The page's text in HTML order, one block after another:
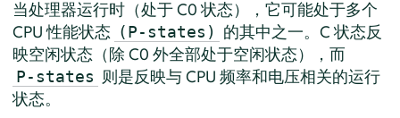
当处理器运行时（处于 C0 状态），它可能处于多个
CPU 性能状态 (P-states)
的其中之一。C 状态反
映空闲状态（除 C0 外全部处于空闲状态），而
P-states 则是反映与 CPU 频率和电压相关的运行
状态。